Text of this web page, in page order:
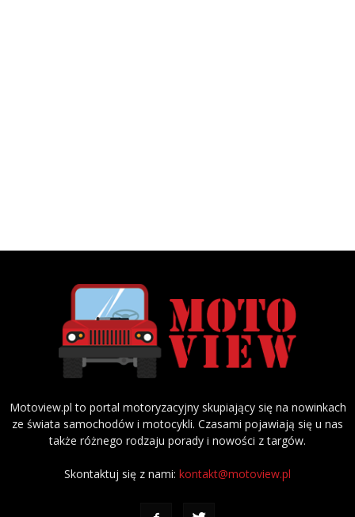
Motoview.pl to portal motoryzacyjny skupiający się na nowinkach
ze świata samochodów i motocykli. Czasami pojawiają się u nas
także różnego rodzaju porady i nowości z targów.
Skontaktuj się z nami: kontakt@motoview.pl